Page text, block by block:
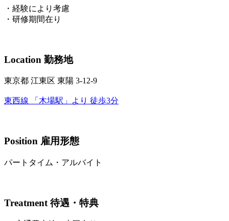
・経験により考慮
・研修期間在り
Location 勤務地
東京都 江東区 東陽 3-12-9
東西線 「木場駅」より 徒歩3分
Position 雇用形態
パートタイム・アルバイト
Treatment 待遇・特典